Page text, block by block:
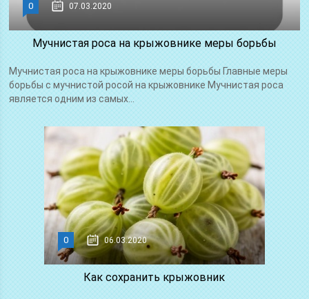
0 07.03.2020
Мучнистая роса на крыжовнике меры борьбы
Мучнистая роса на крыжовнике меры борьбы Главные меры
борьбы с мучнистой росой на крыжовнике Мучнистая роса
является одним из самых...
0 06.03.2020
Как сохранить крыжовник